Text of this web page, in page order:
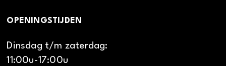
OPENINGSTIJDEN
Dinsdag t/m zaterdag:
11:00u-17:00u